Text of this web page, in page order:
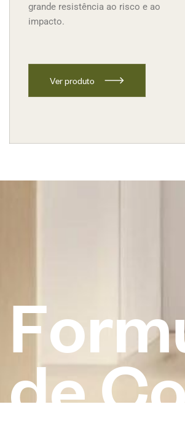
grande resistência ao risco e ao
impacto.
Verproduto
Form
deC